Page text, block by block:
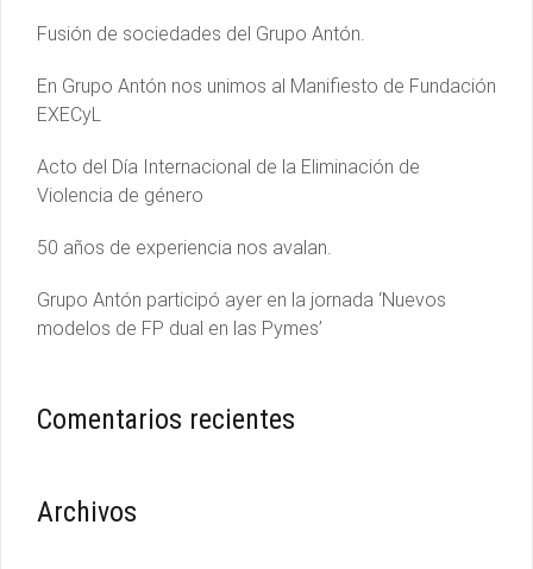
Fusión de sociedades del Grupo Antón.
En Grupo Antón nos unimos al Manifiesto de Fundación
EXECyL
Acto del Día Internacional de la Eliminación de
Violencia de género
50 años de experiencia nos avalan.
Grupo Antón participó ayer en la jornada ‘Nuevos
modelos de FP dual en las Pymes’
Comentarios recientes
Archivos